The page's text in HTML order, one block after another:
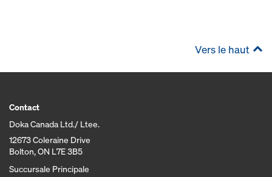
Vers le haut
Contact
Doka Canada Ltd./ Ltee.
12673 Coleraine Drive
Bolton, ON L7E 3B5
Succursale Principale